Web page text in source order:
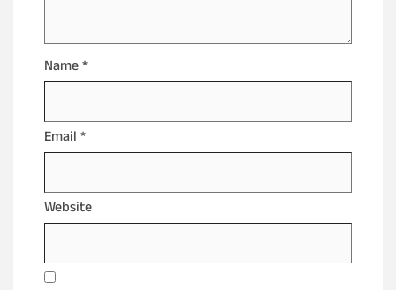
Name*
Email *
Website